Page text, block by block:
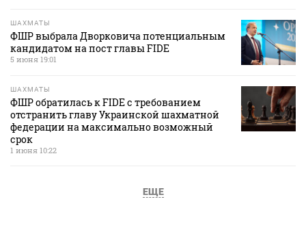
ШАХМАТЫ
ФШР выбрала Дворковича потенциальным
кандидатом на пост главы FIDE
5 июня 19:01
ШАХМАТЫ
ФШР обратилась к FIDE с требованием
отстранить главу Украинской шахматной
федерации на максимально возможный
срок
1 июня 10:22
ЕЩЕ